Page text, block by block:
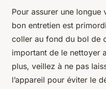
Pour assurer une
bon entretien est
coller au fond du bol de
important de le nettoyer
plus, veillez à ne pas
l’appareil pour éviter le